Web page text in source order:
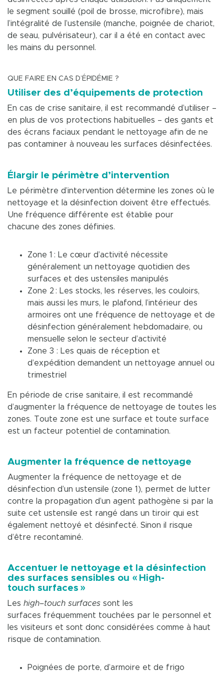
le segment souillé (poil de brosse, microfibre), mais
l’intégralité de l’ustensile (manche, poignée de chariot,
de seau, pulvérisateur), car il a été en contact avec
les mains du personnel.
QUE FAIRE EN CAS D’ÉPIDÉMIE ?
Utiliser des d’équipements de protection
En cas de crise sanitaire, il est recommandé d’utiliser –
en plus de vos protections habituelles – des gants et
des écrans faciaux pendant le nettoyage afin de ne
pas contaminer à nouveau les surfaces désinfectées.
Élargir le périmètre d’intervention
Le périmètre d’intervention détermine les zones où le
nettoyage et la désinfection doivent être effectués.
Une fréquence différente est établie pour
chacune des zones définies.
Zone 1 : Le cœur d’activité nécessite
généralement un nettoyage quotidien des
surfaces et des ustensiles manipulés
Zone 2 : Les stocks, les réserves, les couloirs,
mais aussi les murs, le plafond, l’intérieur des
armoires ont une fréquence de nettoyage et de
désinfection généralement hebdomadaire, ou
mensuelle selon le secteur d’activité
Zone 3 : Les quais de réception et
d’expédition demandent un nettoyage annuel ou
trimestriel
En période de crise sanitaire, il est recommandé
d’augmenter la fréquence de nettoyage de toutes les
zones. Toute zone est une surface et toute surface
est un facteur potentiel de contamination.
Augmenter la fréquence de nettoyage
Augmenter la fréquence de nettoyage et de
désinfection d’un ustensile (zone 1), permet de lutter
contre la propagation d’un agent pathogène si par la
suite cet ustensile est rangé dans un tiroir qui est
également nettoyé et désinfecté. Sinon il risque
d’être recontaminé.
Accentuer le nettoyage et la désinfection
des surfaces sensibles ou « High-
touch surfaces »
Les high–touch surfaces sont les
surfaces fréquemment touchées par le personnel et
les visiteurs et sont donc considérées comme à haut
risque de contamination.
Poignées de porte, d’armoire et de frigo